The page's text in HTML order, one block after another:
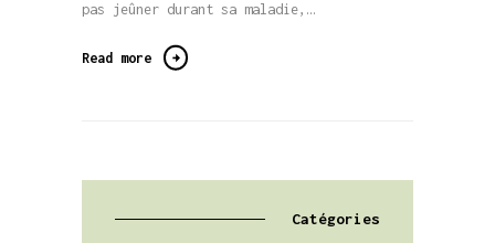
pas jeûner durant sa maladie,…
Read more
Catégories